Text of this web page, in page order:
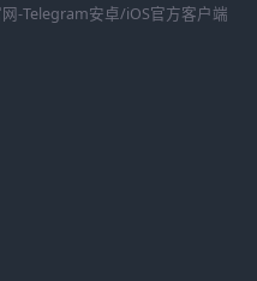
-Telegram安卓/iOS官方客户端